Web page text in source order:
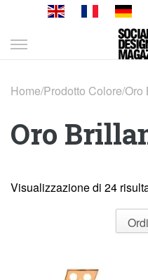
Skip
Home/Prodotto Colore/Oro
Oro
Visualizzazione di 24